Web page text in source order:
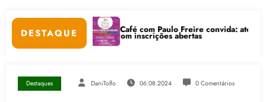
DESTAQUE
está com inscrições abertas
Café com Paulo Freire convida: ato público e pedagógica
Destaques DaniTolfo 06.08.2024 0 Comentários